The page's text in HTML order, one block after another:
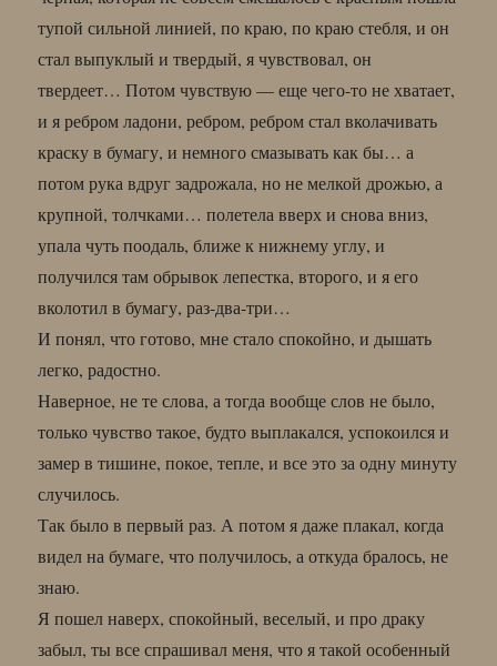
тупой сильной линией, по краю, по краю стебля, и он
стал выпуклый и твердый, я чувствовал, он
твердеет… Потом чувствую — еще чего-то не хватает,
и я ребром ладони, ребром, ребром стал вколачивать
краску в бумагу, и немного смазывать как бы… а
потом рука вдруг задрожала, но не мелкой дрожью, а
крупной, толчками… полетела вверх и снова вниз,
упала чуть поодаль, ближе к нижнему углу, и
получился там обрывок лепестка, второго, и я его
вколотил в бумагу, раз-два-три…
И понял, что готово, мне стало спокойно, и дышать
легко, радостно.
Наверное, не те слова, а тогда вообще слов не было,
только чувство такое, будто выплакался, успокоился и
замер в тишине, покое, тепле, и все это за одну минуту
случилось.
Так было в первый раз. А потом я даже плакал, когда
видел на бумаге, что получилось, а откуда бралось, не
знаю.
Я пошел наверх, спокойный, веселый, и про драку
забыл, ты все спрашивал меня, что я такой особенный